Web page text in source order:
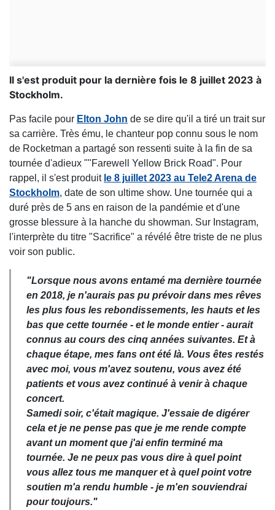
Il s'est produit pour la dernière fois le 8 juillet 2023 à
Stockholm.
Pas facile pour Elton John de se dire qu'il a tiré un trait sur
sa carrière. Très ému, le chanteur pop connu sous le nom
de Rocketman a partagé son ressenti suite à la fin de sa
tournée d'adieux ""Farewell Yellow Brick Road". Pour
rappel, il s'est produit le 8 juillet 2023 au Tele2 Arena de
Stockholm, date de son ultime show. Une tournée qui a
duré près de 5 ans en raison de la pandémie et d'une
grosse blessure à la hanche du showman. Sur Instagram,
l'interprète du titre "Sacrifice" a révélé être triste de ne plus
voir son public.
"Lorsque nous avons entamé ma dernière tournée
en 2018, je n'aurais pas pu prévoir dans mes rêves
les plus fous les rebondissements, les hauts et les
bas que cette tournée - et le monde entier - aurait
connus au cours des cinq années suivantes. Et à
chaque étape, mes fans ont été là. Vous êtes restés
avec moi, vous m'avez soutenu, vous avez été
patients et vous avez continué à venir à chaque
concert.
Samedi soir, c'était magique. J'essaie de digérer
cela et je ne pense pas que je me rende compte
avant un moment que j'ai enfin terminé ma
tournée. Je ne peux pas vous dire à quel point
vous allez tous me manquer et à quel point votre
soutien m'a rendu humble - je m'en souviendrai
pour toujours."